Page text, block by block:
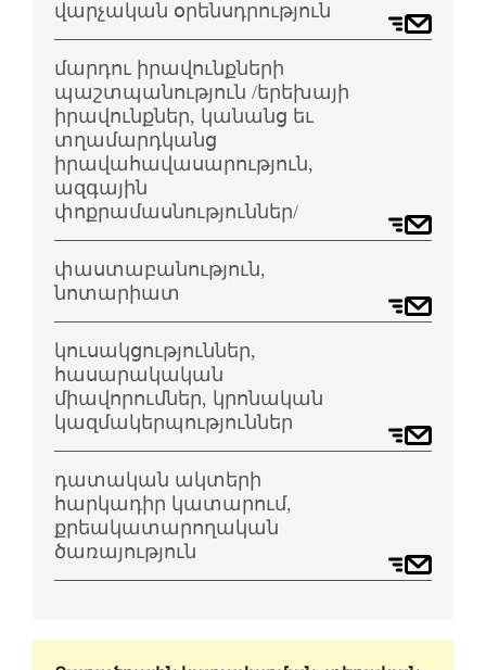
վարչական օրենսդրություն
մարդու իրավունքների
պաշտպանություն /երեխայի
իրավունքներ, կանանց եւ
տղամարդկանց
իրավահավասարություն,
ազգային
փոքրամասնություններ/
փաստաբանություն,
նոտարիատ
կուսակցություններ,
հասարակական
միավորումներ, կրոնական
կազմակերպություններ
դատական ակտերի
հարկադիր կատարում,
քրեակատարողական
ծառայություն